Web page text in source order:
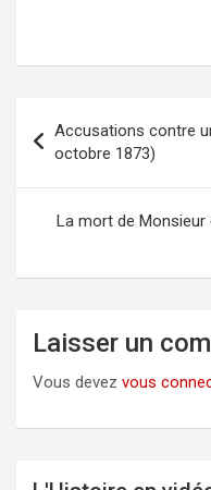
Navigation
l’article
Accusations contre
octobre 1873)
La mort de Monsieur
Laisser un
Vous devez vous